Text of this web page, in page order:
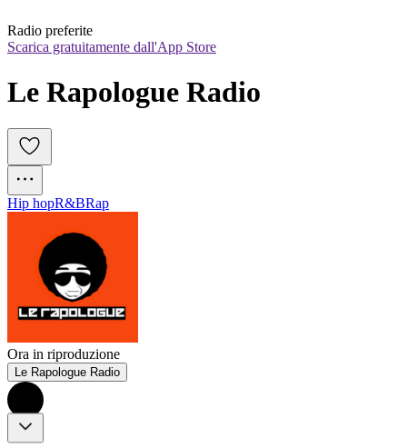
Radio preferite
Scarica gratuitamente dall'App Store
Le Rapologue Radio
Hip hopR&BRap
Ora in riproduzione
Le Rapologue Radio